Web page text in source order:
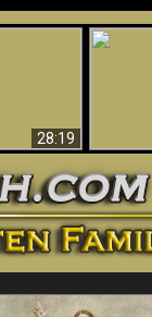
28:19